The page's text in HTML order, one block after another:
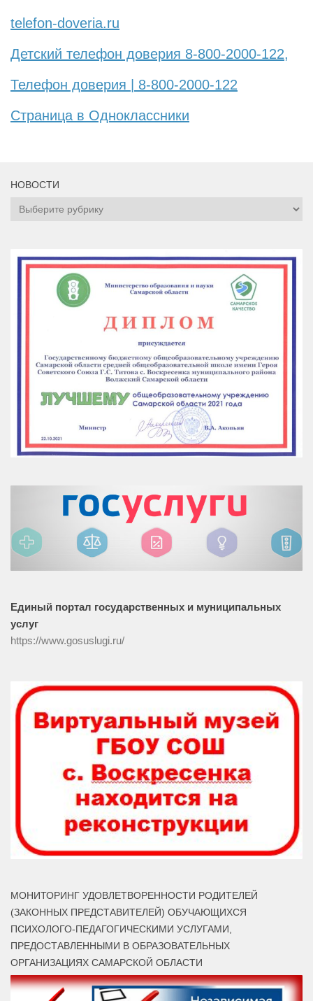
telefon-doveria.ru
Детский телефон доверия 8-800-2000-122,
Телефон доверия | 8-800-2000-122
Страница в Одноклассники
НОВОСТИ
НОВОСТИ
Единый портал государственных и муниципальных
услуг
https://www.gosuslugi.ru/
МОНИТОРИНГ УДОВЛЕТВОРЕННОСТИ РОДИТЕЛЕЙ
(ЗАКОННЫХ ПРЕДСТАВИТЕЛЕЙ) ОБУЧАЮЩИХСЯ
ПСИХОЛОГО-ПЕДАГОГИЧЕСКИМИ УСЛУГАМИ,
ПРЕДОСТАВЛЕННЫМИ В ОБРАЗОВАТЕЛЬНЫХ
ОРГАНИЗАЦИЯХ САМАРСКОЙ ОБЛАСТИ